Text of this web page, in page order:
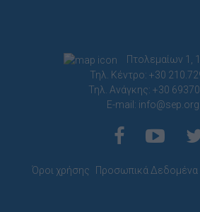
Πτολεμαίων 1,
Τηλ. Κέντρο: +30
Τηλ. Ανάγκης: +30
E-mail:
Όροι χρήσης Προσωπικά Δεδομένα